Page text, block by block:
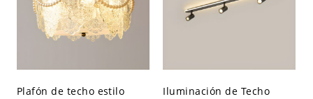
Plafón de techo estilo
Iluminación de Techo